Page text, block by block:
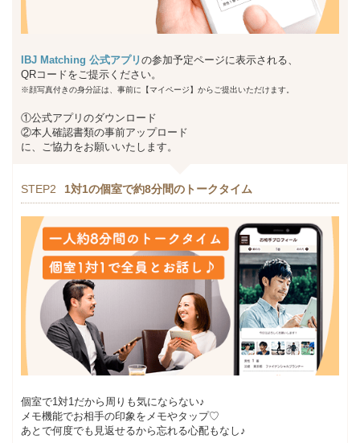
IBJ Matching 公式アプリ の参加予定ページに表示される、
QRコードをご提示ください。
※顔写真付きの身分証は、事前に【マイページ】からご提出いただけます。
①公式アプリのダウンロード
②本人確認書類の事前アップロード
に、ご協力をお願いいたします。
STEP2 1対1の個室で約8分間のトークタイム
個室で1対1だから周りも気にならない♪
メモ機能でお相手の印象をメモやタップ♡
あとで何度でも見返せるから忘れる心配もなし♪